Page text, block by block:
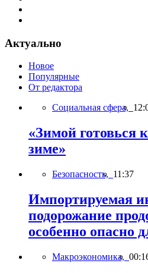
Актуально
Новое
Популярные
От редактора
Социальная сфера,
«Зимой готовься
зиме»
Безопасность, 11:37
Импортируемая
подорожание
особенно опасно
Макроэкономика,